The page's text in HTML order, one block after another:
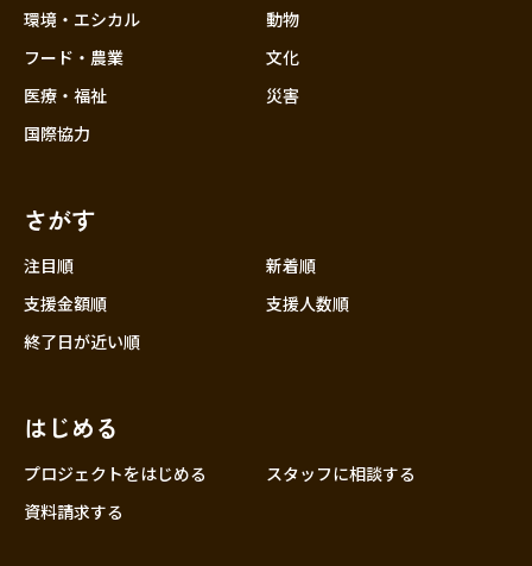
環境・エシカル
フード・農業
医療・福祉
国際協力
動物
文化
災害
さがす
注目順
新着順
支援金額順
支援人数順
終了日が近い順
はじめる
プロジェクトをはじめる
スタッフに相談する
資料請求する